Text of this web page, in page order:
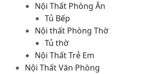
Nội Thất Phòng Ăn
Tủ Bếp
Nội thất Phòng Thờ
Tủ thờ
Nội Thất Trẻ Em
Nội Thất Văn Phòng